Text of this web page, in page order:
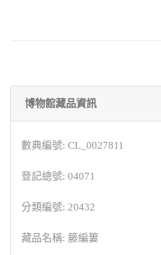
博物館藏品資訊
數典編號: CL_0027811
登記總號: 04071
分類編號: 20432
藏品名稱: 籐編簍